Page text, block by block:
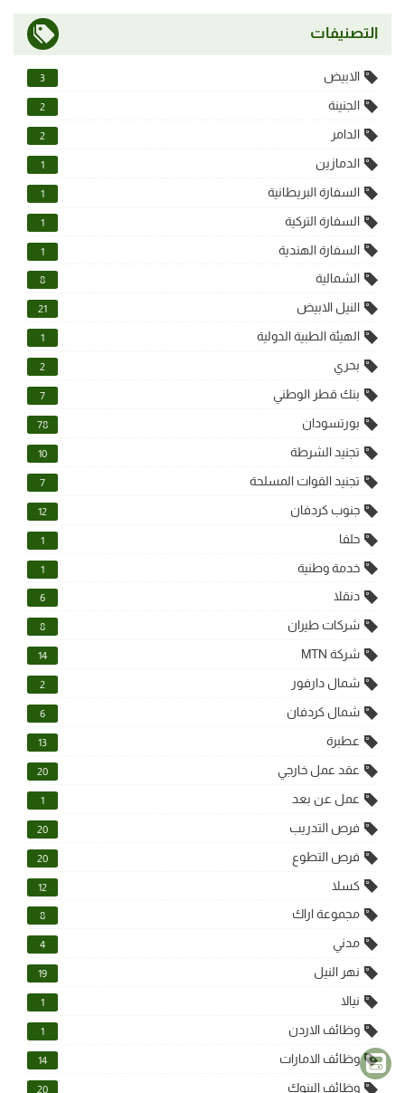
التصنيفات
الابيض 3
الجنينة 2
الدامر 2
الدمازين 1
السفارة البريطانية 1
السفارة التركية 1
السفارة الهندية 1
الشمالية 8
النيل الابيض 21
الهيئة الطبية الدولية 1
بحري 2
بنك قطر الوطني 7
بورتسودان 78
تجنيد الشرطة 10
تجنيد القوات المسلحة 7
جنوب كردفان 12
حلفا 1
خدمة وطنية 1
دنقلا 6
شركات طيران 8
شركة MTN 14
شمال دارفور 2
شمال كردفان 6
عطبرة 13
عقد عمل خارجي 20
عمل عن بعد 1
فرص التدريب 20
فرص التطوع 20
كسلا 12
مجموعة اراك 8
مدني 4
نهر النيل 19
نيالا 1
وظائف الاردن 1
وظائف الامارات 14
وظائف البنوك 20